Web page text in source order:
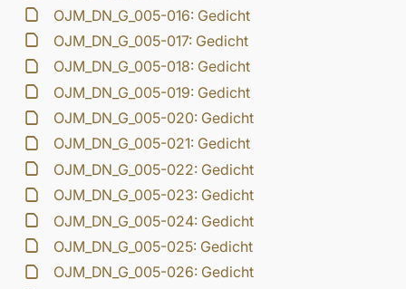
OJM_DN_G_005-016: Gedicht
OJM_DN_G_005-017: Gedicht
OJM_DN_G_005-018: Gedicht
OJM_DN_G_005-019: Gedicht
OJM_DN_G_005-020: Gedicht
OJM_DN_G_005-021: Gedicht
OJM_DN_G_005-022: Gedicht
OJM_DN_G_005-023: Gedicht
OJM_DN_G_005-024: Gedicht
OJM_DN_G_005-025: Gedicht
OJM_DN_G_005-026: Gedicht